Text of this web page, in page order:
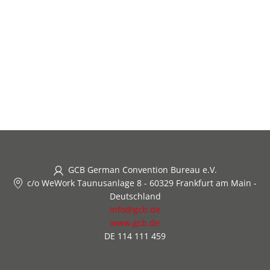
GCB German Convention Bureau e.V.
c/o WeWork Taunusanlage 8 - 60329 Frankfurt am Main -
Deutschland
info@gcb.de
www.gcb.de
DE 114 111 459